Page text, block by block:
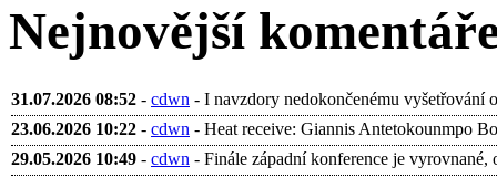
Nejnovější
31.07.2026 08:52 - cdwn - I navzdory nedokončenému vyšetřování
23.06.2026 10:22 - cdwn - Heat receive: Giannis Antetokounmpo
29.05.2026 10:49 - cdwn - Finále západní konference je vyrovnané,